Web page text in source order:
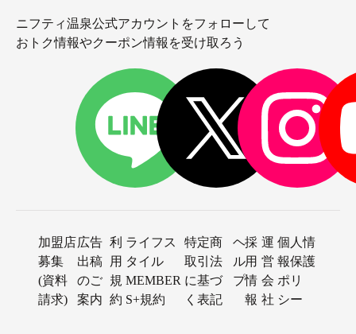
ニフティ温泉公式アカウントをフォローして
おトク情報やクーポン情報を受け取ろう
加盟店
募集
(資料
請求)
広告
出稿
のご
案内
利
用
規
約
ライフス
タイル
MEMBER
S+規約
特定商
取引法
に基づ
く表記
ヘ
ル
プ
採
用
情
報
運
営
会
社
個人情
報保護
ポリ
シー